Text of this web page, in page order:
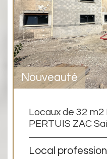
Nouveauté
Locaux de 32 m2
PERTUIS ZAC
Local